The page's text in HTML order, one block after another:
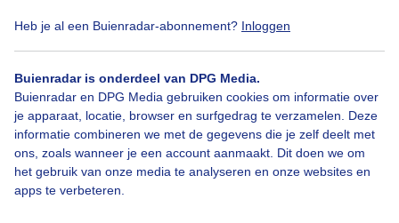
Heb je al een Buienradar-abonnement? Inloggen
Buienradar is onderdeel van DPG Media.
Buienradar en DPG Media gebruiken cookies om informatie over
je apparaat, locatie, browser en surfgedrag te verzamelen. Deze
informatie combineren we met de gegevens die je zelf deelt met
ons, zoals wanneer je een account aanmaakt. Dit doen we om
het gebruik van onze media te analyseren en onze websites en
apps te verbeteren.
Een moment geduld aub...